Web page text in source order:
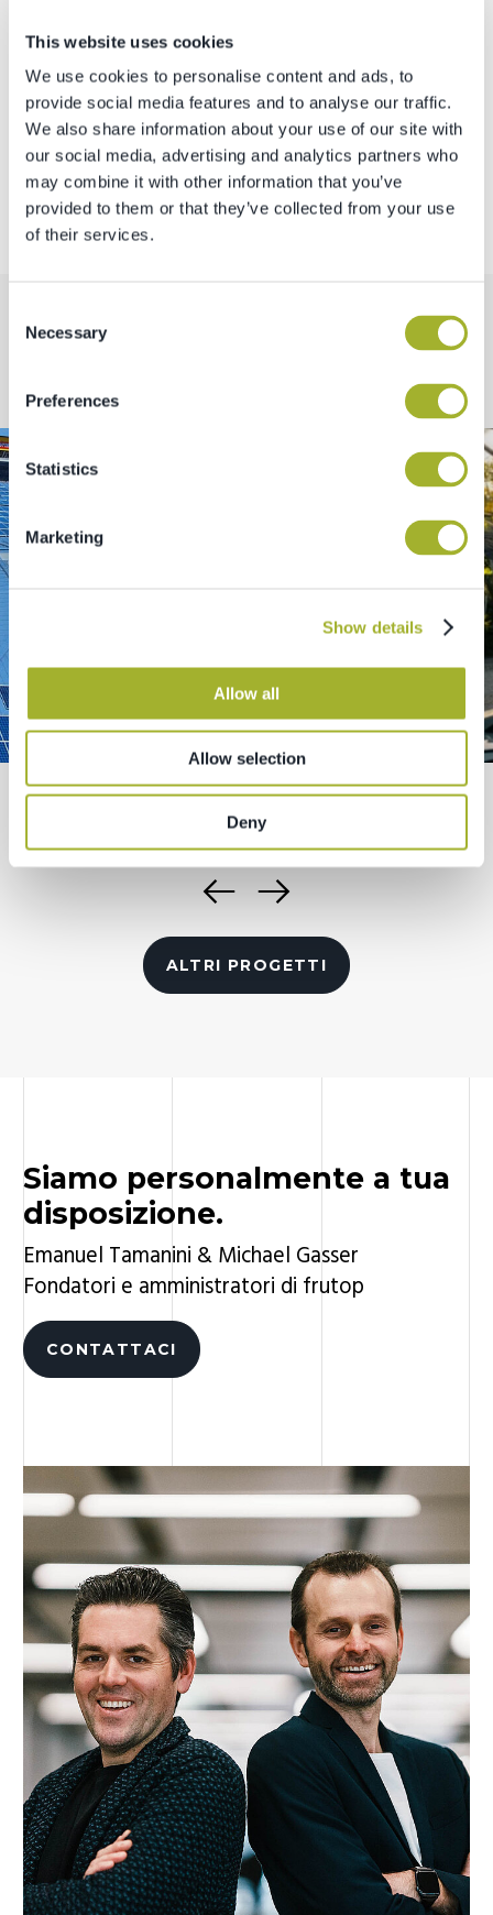
This website uses cookies
We use cookies to personalise content and ads, to
provide social media features and to analyse our traffic.
We also share information about your use of our site with
our social media, advertising and analytics partners who
may combine it with other information that you’ve
provided to them or that they’ve collected from your use
of their services.
Selection
Necessary
Preferences
Statistics
Marketing
Show details
Allow all
Allow selection
Deny
TORNA ALLA LISTA
PARCHI VEICOLI
Autohaus Schweige
Reutte, Austria
ALTRI PROGETTI
Siamo personalmente a tua
disposizione.
Emanuel Tamanini & Michael Gasser
Fondatori e amministratori di frutop
CONTATTACI